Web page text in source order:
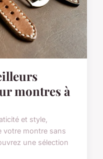
montres à
et style,
votre montre sans
une sélection